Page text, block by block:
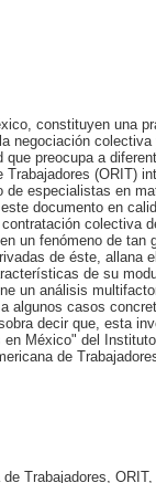
constituyen una
negociación
preocupa a
(ORIT)
especialistas en
documento en
colectiva
un fenómeno de tan
de éste, allana
de su
un análisis
algunos casos
decir que, esta
México" del
de
Trabajadores,